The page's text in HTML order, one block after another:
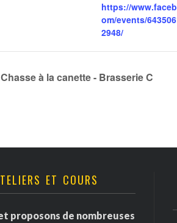
https://
om/events/
2948/
Chasse à la canette - Brasserie C
ET COURS
proposons de nombreuses